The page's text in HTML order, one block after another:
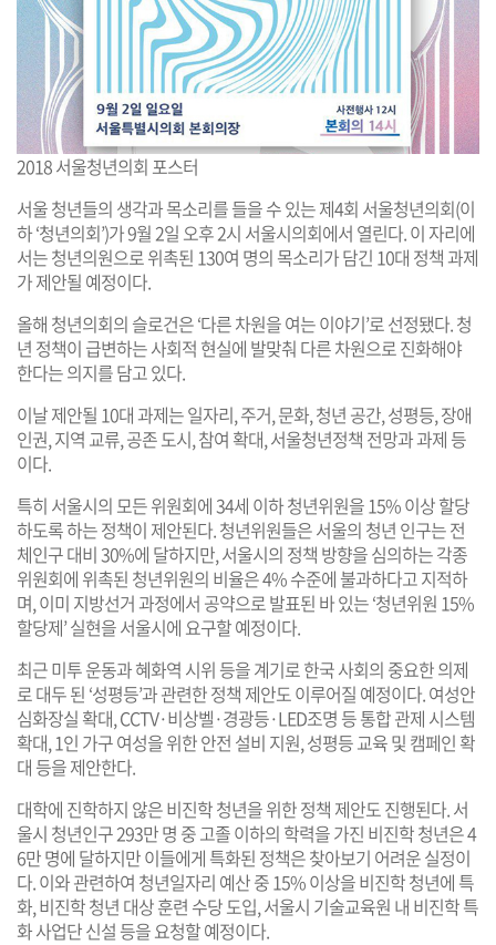
2018 서울청년의회 포스터
서울 청년들의 생각과 목소리를 들을 수 있는 제4회 서울청년의회(이
하 ‘청년의회’)가 9월 2일 오후 2시 서울시의회에서 열린다. 이 자리에
서는 청년의원으로 위촉된 130여 명의 목소리가 담긴 10대 정책 과제
가 제안될 예정이다.
올해 청년의회의 슬로건은 ‘다른 차원을 여는 이야기’로 선정됐다. 청
년 정책이 급변하는 사회적 현실에 발맞춰 다른 차원으로 진화해야
한다는 의지를 담고 있다.
이날 제안될 10대 과제는 일자리, 주거, 문화, 청년 공간, 성평등, 장애
인권, 지역 교류, 공존 도시, 참여 확대, 서울청년정책 전망과 과제 등
이다.
특히 서울시의 모든 위원회에 34세 이하 청년위원을 15% 이상 할당
하도록 하는 정책이 제안된다. 청년위원들은 서울의 청년 인구는 전
체인구 대비 30%에 달하지만, 서울시의 정책 방향을 심의하는 각종
위원회에 위촉된 청년위원의 비율은 4% 수준에 불과하다고 지적하
며, 이미 지방선거 과정에서 공약으로 발표된 바 있는 ‘청년위원 15%
할당제’ 실현을 서울시에 요구할 예정이다.
최근 미투 운동과 혜화역 시위 등을 계기로 한국 사회의 중요한 의제
로 대두 된 ‘성평등’과 관련한 정책 제안도 이루어질 예정이다. 여성안
심화장실 확대, CCTV·비상벨·경광등·LED조명 등 통합 관제 시스템
확대, 1인 가구 여성을 위한 안전 설비 지원, 성평등 교육 및 캠페인 확
대 등을 제안한다.
대학에 진학하지 않은 비진학 청년을 위한 정책 제안도 진행된다. 서
울시 청년인구 293만 명 중 고졸 이하의 학력을 가진 비진학 청년은 4
6만 명에 달하지만 이들에게 특화된 정책은 찾아보기 어려운 실정이
다. 이와 관련하여 청년일자리 예산 중 15% 이상을 비진학 청년에 특
화, 비진학 청년 대상 훈련 수당 도입, 서울시 기술교육원 내 비진학 특
화 사업단 신설 등을 요청할 예정이다.